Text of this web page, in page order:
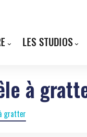
LES STUDIOS
à
gratter